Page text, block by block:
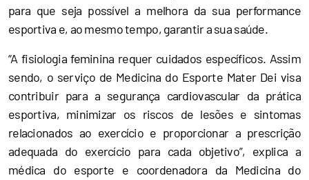
para que seja possível a melhora da sua performance
esportiva e, ao mesmo tempo, garantir a sua saúde.
“A fisiologia feminina requer cuidados específicos. Assim
sendo, o serviço de Medicina do Esporte Mater Dei visa
contribuir para a segurança cardiovascular da prática
esportiva, minimizar os riscos de lesões e sintomas
relacionados ao exercício e proporcionar a prescrição
adequada do exercício para cada objetivo”, explica a
médica do esporte e coordenadora da Medicina do